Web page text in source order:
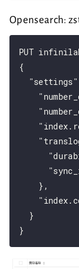
Opensearch:
PUT
{
    },
  }